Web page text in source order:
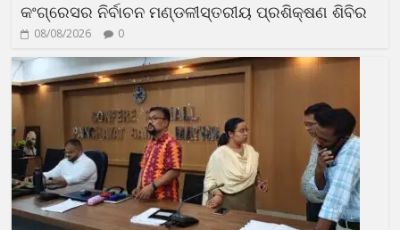
କଂଗ୍ରେସର ନିର୍ବାଚନ ମଣ୍ଡଳୀସ୍ତରୀୟ ପ୍ରଶିକ୍ଷଣ ଶିବିର
08/08/2026 0